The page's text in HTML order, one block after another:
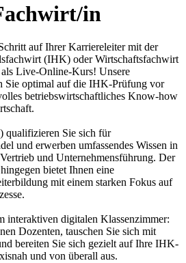
in
auf Ihrer Karriereleiter mit der
(IHK) oder Wirtschaftsfachwirt
Live-Online-Kurs! Unsere
Sie optimal auf die IHK-Prüfung vor
betriebswirtschaftliches Know-how
Sie sich für
und erwerben umfassendes Wissen in
und Unternehmensführung. Der
bietet Ihnen eine
mit einem starken Fokus auf
interaktiven digitalen Klassenzimmer:
Dozenten, tauschen Sie sich mit
bereiten Sie sich gezielt auf Ihre IHK-
und von überall aus.